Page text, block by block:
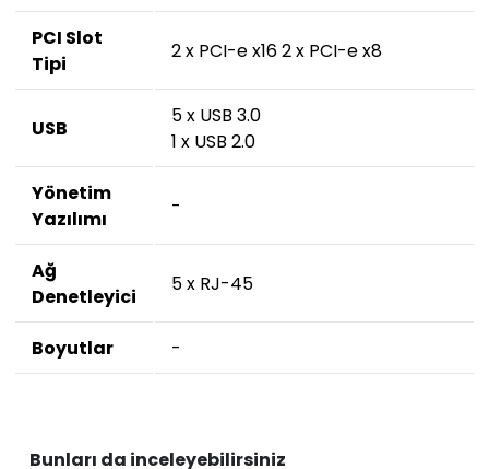
PCI Slot
Tipi
2 x PCI-e x16 2 x PCI-e x8
USB
5 x USB 3.0
1 x USB 2.0
Yönetim
Yazılımı
-
Ağ
Denetleyici
5 x RJ-45
Boyutlar -
Bunları da inceleyebilirsiniz